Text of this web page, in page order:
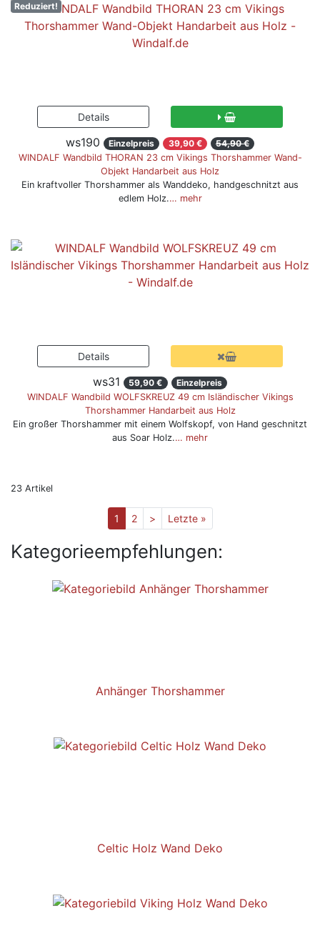
Reduziert!
ws190 Einzelpreis 39,90 €
54,90 €
WINDALF Wandbild THORAN 23 cm Vikings Thorshammer Wand-
Objekt Handarbeit aus Holz
Ein kraftvoller Thorshammer als Wanddeko, handgeschnitzt aus
edlem Holz.… mehr
ws31 59,90 €
Einzelpreis
WINDALF Wandbild WOLFSKREUZ 49 cm Isländischer Vikings
Thorshammer Handarbeit aus Holz
Ein großer Thorshammer mit einem Wolfskopf, von Hand geschnitzt
aus Soar Holz.… mehr
23 Artikel
1 2 > Letzte »
Kategorieempfehlungen:
Anhänger Thorshammer
Celtic Holz Wand Deko